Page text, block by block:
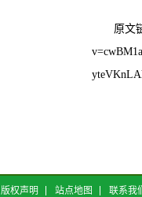
原文
版权声明 站点地图 联系我